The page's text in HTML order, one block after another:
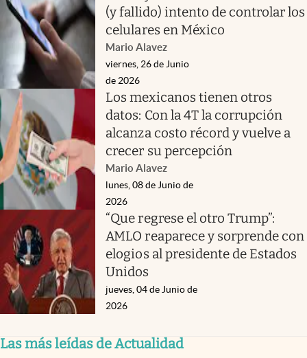
(y fallido) intento de controlar los
celulares en México
Mario Alavez
viernes, 26 de Junio
de 2026
Los mexicanos tienen otros
datos: Con la 4T la corrupción
alcanza costo récord y vuelve a
crecer su percepción
Mario Alavez
lunes, 08 de Junio de
2026
“Que regrese el otro Trump”:
AMLO reaparece y sorprende con
elogios al presidente de Estados
Unidos
jueves, 04 de Junio de
2026
Las más leídas de Actualidad